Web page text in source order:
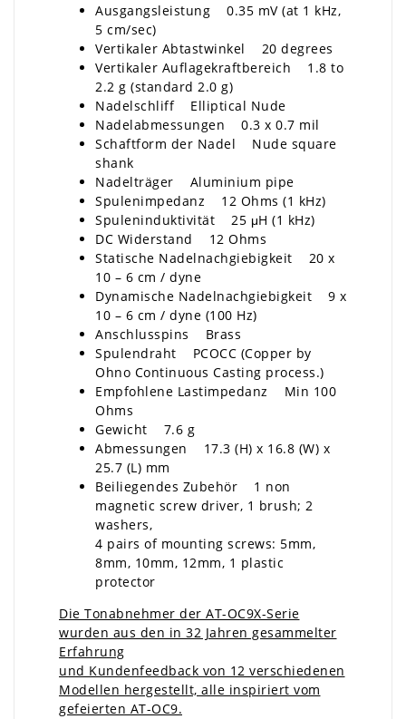
Ausgangsleistung 0.35 mV (at 1 kHz,
5 cm/sec)
Vertikaler Abtastwinkel 20 degrees
Vertikaler Auflagekraftbereich 1.8 to
2.2 g (standard 2.0 g)
Nadelschliff Elliptical Nude
Nadelabmessungen 0.3 x 0.7 mil
Schaftform der Nadel Nude square
shank
Nadelträger Aluminium pipe
Spulenimpedanz 12 Ohms (1 kHz)
Spuleninduktivität 25 μH (1 kHz)
DC Widerstand 12 Ohms
Statische Nadelnachgiebigkeit 20 x
10 – 6 cm / dyne
Dynamische Nadelnachgiebigkeit 9 x
10 – 6 cm / dyne (100 Hz)
Anschlusspins Brass
Spulendraht PCOCC (Copper by
Ohno Continuous Casting process.)
Empfohlene Lastimpedanz Min 100
Ohms
Gewicht 7.6 g
Abmessungen 17.3 (H) x 16.8 (W) x
25.7 (L) mm
Beiliegendes Zubehör 1 non
magnetic screw driver, 1 brush; 2
washers,
4 pairs of mounting screws: 5mm,
8mm, 10mm, 12mm, 1 plastic
protector
Die Tonabnehmer der AT-OC9X-Serie
wurden aus den in 32 Jahren gesammelter
Erfahrung
und Kundenfeedback von 12 verschiedenen
Modellen hergestellt, alle inspiriert vom
gefeierten AT-OC9.